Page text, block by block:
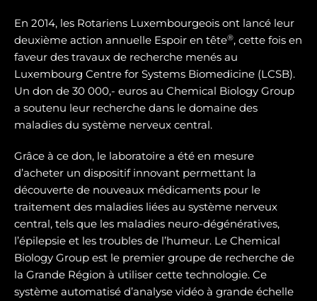
En 2014, les Rotariens Luxembourgeois ont lancé leur
deuxième action annuelle Espoir en tête®, cette fois en
faveur des travaux de recherche menés au
Luxembourg Centre for Systems Biomedicine (LCSB).
Un don de 30 000,- euros au Chemical Biology Group
a soutenu leur recherche dans le domaine des
maladies du système nerveux central.
Grâce à ce don, le laboratoire a été en mesure
d’acheter un dispositif innovant permettant la
découverte de nouveaux médicaments pour le
traitement des maladies liées au système nerveux
central, tels que les maladies neuro-dégénératives,
l’épilepsie et les troubles de l’humeur. Le Chemical
Biology Group est le premier groupe de recherche de
la Grande Région à utiliser cette technologie. Ce
système automatisé d’analyse vidéo à grande échelle